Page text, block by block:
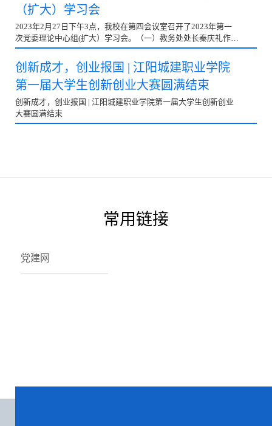
（扩大）学习会
2023年2月27日下午3点，我校在第四会议室召开了2023年第一
次党委理论中心组(扩大）学习会。（一）教务处处长秦庆礼作
“学习贯彻党的二十大精神，抓好试验实训教学管理”的发言。教
务处处长秦庆礼发言中提到：教务处将...
创新成才，创业报国 | 江阳城建职业学院
第一届大学生创新创业大赛圆满结束
创新成才，创业报国 | 江阳城建职业学院第一届大学生创新创业
大赛圆满结束
常用链接
党建网